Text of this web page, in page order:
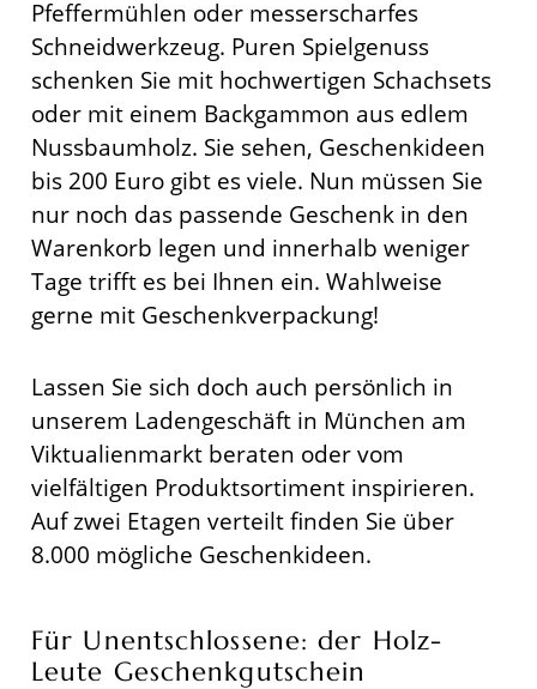
Pfeffermühlen oder messerscharfes
Schneidwerkzeug. Puren Spielgenuss
schenken Sie mit hochwertigen Schachsets
oder mit einem Backgammon aus edlem
Nussbaumholz. Sie sehen, Geschenkideen
bis 200 Euro gibt es viele. Nun müssen Sie
nur noch das passende Geschenk in den
Warenkorb legen und innerhalb weniger
Tage trifft es bei Ihnen ein. Wahlweise
gerne mit Geschenkverpackung!
Lassen Sie sich doch auch persönlich in
unserem Ladengeschäft in München am
Viktualienmarkt beraten oder vom
vielfältigen Produktsortiment inspirieren.
Auf zwei Etagen verteilt finden Sie über
8.000 mögliche Geschenkideen.
Für Unentschlossene: der Holz-
Leute Geschenkgutschein